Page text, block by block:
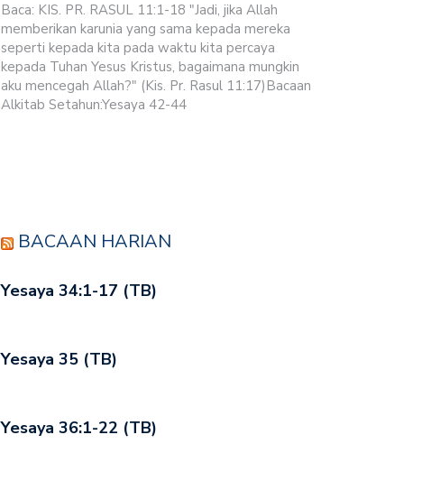
Baca: KIS. PR. RASUL 11:1-18 "Jadi, jika Allah
memberikan karunia yang sama kepada mereka
seperti kepada kita pada waktu kita percaya
kepada Tuhan Yesus Kristus, bagaimana mungkin
aku mencegah Allah?" (Kis. Pr. Rasul 11:17)Bacaan
Alkitab Setahun:Yesaya 42-44
BACAAN HARIAN
Yesaya 34:1-17 (TB)
Yesaya 35 (TB)
Yesaya 36:1-22 (TB)